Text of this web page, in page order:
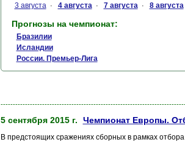
3 августа · 4 августа · 7 августа · 8 августа
Прогнозы на чемпионат:
Бразилии
Исландии
России. Премьер-Лига
5 сентября 2015 г. Чемпионат Европы.
В предстоящих сражениях сборных в рамках